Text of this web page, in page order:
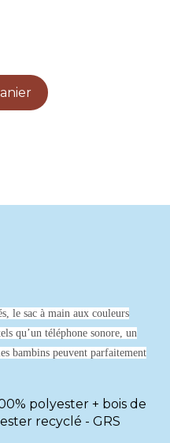
le sac à main aux couleurs
qu’un téléphone sonore, un
bambins peuvent parfaitement
polyester + bois de
recyclé - GRS